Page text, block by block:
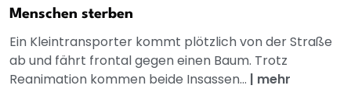
Menschen sterben
Ein Kleintransporter kommt plötzlich von der Straße
ab und fährt frontal gegen einen Baum. Trotz
Reanimation kommen beide Insassen... | mehr